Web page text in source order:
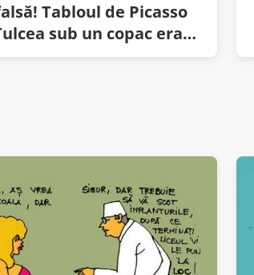
Tabloul de Picasso
sub un copac era
beat